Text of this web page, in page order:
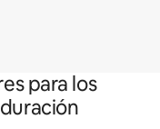
para los